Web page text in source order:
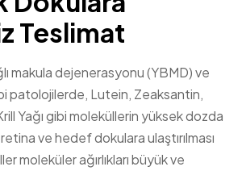
Teslimat
makula dejenerasyonu (YBMD) ve
patolojilerde, Lutein, Zeaksantin,
Yağı gibi moleküllerin yüksek dozda
ve hedef dokulara ulaştırılması
moleküler ağırlıkları büyük ve